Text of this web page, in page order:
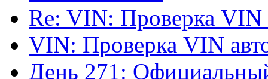
Re: VIN: Проверка VIN
VIN: Проверка VIN
День 271: